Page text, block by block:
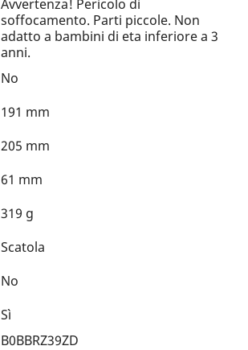
Avvertenza! Pericolo di
soffocamento. Parti piccole. Non
adatto a bambini di eta inferiore a 3
anni.
No
191 mm
205 mm
61 mm
319 g
Scatola
No
Sì
B0BBRZ39ZD